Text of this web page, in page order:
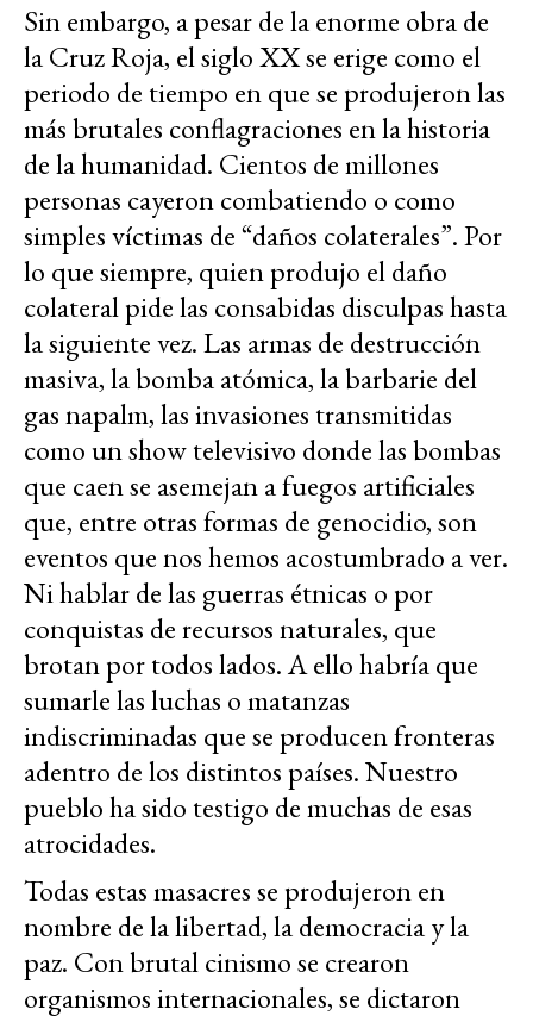
Sin embargo, a pesar de la enorme obra de
la Cruz Roja, el siglo XX se erige como el
periodo de tiempo en que se produjeron las
más brutales conflagraciones en la historia
de la humanidad. Cientos de millones
personas cayeron combatiendo o como
simples víctimas de “daños colaterales”. Por
lo que siempre, quien produjo el daño
colateral pide las consabidas disculpas hasta
la siguiente vez. Las armas de destrucción
masiva, la bomba atómica, la barbarie del
gas napalm, las invasiones transmitidas
como un show televisivo donde las bombas
que caen se asemejan a fuegos artificiales
que, entre otras formas de genocidio, son
eventos que nos hemos acostumbrado a ver.
Ni hablar de las guerras étnicas o por
conquistas de recursos naturales, que
brotan por todos lados. A ello habría que
sumarle las luchas o matanzas
indiscriminadas que se producen fronteras
adentro de los distintos países. Nuestro
pueblo ha sido testigo de muchas de esas
atrocidades.
Todas estas masacres se produjeron en
nombre de la libertad, la democracia y la
paz. Con brutal cinismo se crearon
organismos internacionales, se dictaron